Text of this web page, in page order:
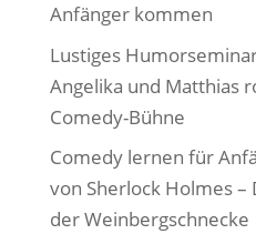
Anfänger kommen
Lustiges
Angelika und Matthias
Comedy-Bühne
Comedy lernen für
von Sherlock Holmes –
der Weinbergschnecke